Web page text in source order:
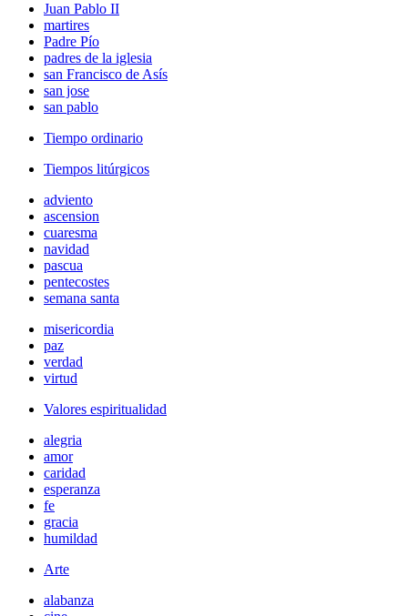
Juan Pablo II
martires
Padre Pío
padres de la iglesia
san Francisco de Asís
san jose
san pablo
Tiempo ordinario
Tiempos litúrgicos
adviento
ascension
cuaresma
navidad
pascua
pentecostes
semana santa
misericordia
paz
verdad
virtud
Valores espiritualidad
alegria
amor
caridad
esperanza
fe
gracia
humildad
Arte
alabanza